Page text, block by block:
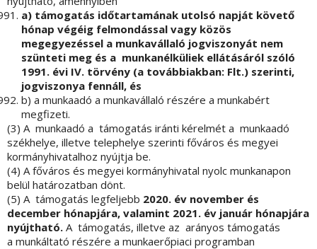
a) támogatás időtartamának utolsó napját követő
hónap végéig felmondással vagy közös
megegyezéssel a munkavállaló jogviszonyát nem
szünteti meg és a munkanélküliek ellátásáról szóló
1991. évi IV. törvény (a továbbiakban: Flt.) szerinti,
jogviszonya fennáll, és
b) a munkaadó a munkavállaló részére a munkabért
megfizeti.
(3) A munkaadó a támogatás iránti kérelmét a munkaadó
székhelye, illetve telephelye szerinti főváros és megyei
kormányhivatalhoz nyújtja be.
(4) A főváros és megyei kormányhivatal nyolc munkanapon
belül határozatban dönt.
(5) A támogatás legfeljebb 2020. év november és
december hónapjára, valamint 2021. év január hónapjára
nyújtható. A támogatás, illetve az arányos támogatás
a munkáltató részére a munkaerőpiaci programban